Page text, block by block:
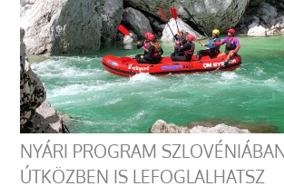
NYÁRI PROGRAM
ÚTKÖZBEN IS LEFOGLALHATSZ